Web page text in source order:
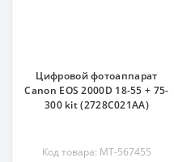
Цифровой фотоаппарат
Canon EOS 2000D 18-55 + 75-
300 kit (2728C021AA)
Код товара: MT-567455